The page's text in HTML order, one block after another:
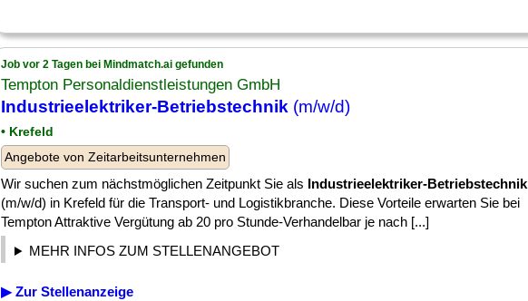
Job vor 2 Tagen bei Mindmatch.ai gefunden
Tempton Personaldienstleistungen GmbH
Industrieelektriker-Betriebstechnik (m/w/d)
• Krefeld
Angebote von Zeitarbeitsunternehmen
Wir suchen zum nächstmöglichen Zeitpunkt Sie als Industrieelektriker-Betriebstechnik
(m/w/d) in Krefeld für die Transport- und Logistikbranche. Diese Vorteile erwarten Sie bei
Tempton Attraktive Vergütung ab 20 pro Stunde-Verhandelbar je nach [...]
MEHR INFOS ZUM STELLENANGEBOT
▶ Zur Stellenanzeige